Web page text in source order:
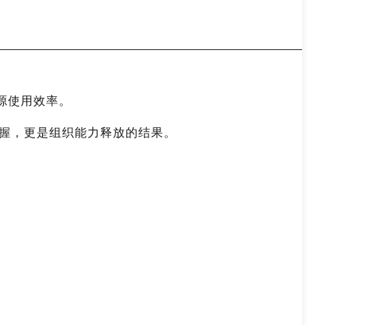
用效率。
，更是组织能力释放的结果。